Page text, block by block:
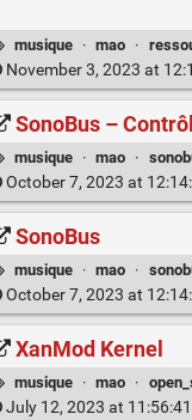
musique · mao ·
November 3, 2023 at
SonoBus –
musique · mao ·
October 7, 2023 at
SonoBus
musique · mao ·
October 7, 2023 at
XanMod Kernel
musique · mao ·
July 12, 2023 at 11:56:41